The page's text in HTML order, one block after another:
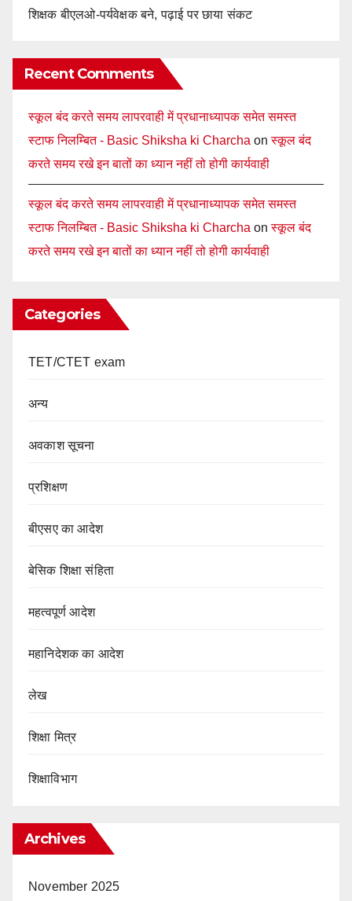
शिक्षक बीएलओ-पर्यवेक्षक बने, पढ़ाई पर छाया संकट
Recent Comments
स्कूल बंद करते समय लापरवाही में प्रधानाध्यापक समेत समस्त
स्टाफ निलम्बित - Basic Shiksha ki Charcha onस्कूल बंद
करते समय रखे इन बातों का ध्यान नहीं तो होगी कार्यवाही
स्कूल बंद करते समय लापरवाही में प्रधानाध्यापक समेत समस्त
स्टाफ निलम्बित - Basic Shiksha ki Charcha onस्कूल बंद
करते समय रखे इन बातों का ध्यान नहीं तो होगी कार्यवाही
Categories
TET/CTET exam
अन्य
अवकाश सूचना
प्रशिक्षण
बीएसए का आदेश
बेसिक शिक्षा संहिता
महत्वपूर्ण आदेश
महानिदेशक का आदेश
लेख
शिक्षा मित्र
शिक्षाविभाग
Archives
November 2025